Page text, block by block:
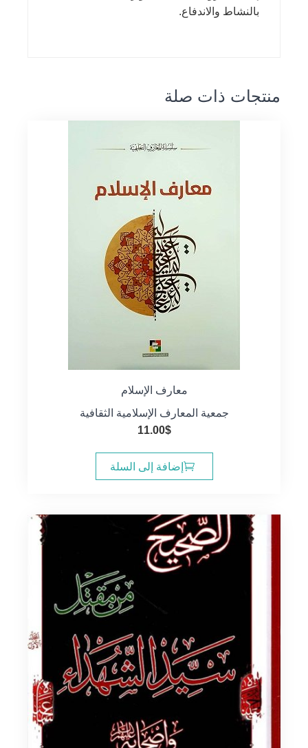
بالنشاط والاندفاع.
منتجات ذات صلة
معارف الإسلام
جمعية المعارف الإسلامية الثقافية
11.00$
إضافة إلى السلة